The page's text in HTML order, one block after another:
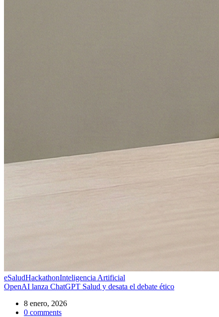
eSaludHackathonInteligencia Artificial
OpenAI lanza ChatGPT Salud y desata el debate ético
8 enero, 2026
0 comments